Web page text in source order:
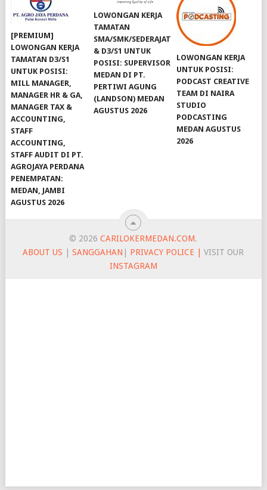
[PREMIUM]
LOWONGAN KERJA
TAMATAN D3/S1
UNTUK POSISI:
MILL MANAGER,
MANAGER HR & GA,
MANAGER TAX &
ACCOUNTING,
STAFF
ACCOUNTING,
STAFF AUDIT DI PT.
AGROJAYA PERDANA
PENEMPATAN:
MEDAN, JAMBI
AGUSTUS 2026
LOWONGAN KERJA
TAMATAN
SMA/SMK/SEDERAJAT
& D3/S1 UNTUK
POSISI: SUPERVISOR
MEDAN DI PT.
PERTIWI AGUNG
(LANDSON) MEDAN
AGUSTUS 2026
LOWONGAN KERJA
UNTUK POSISI:
PODCAST CREATIVE
TEAM DI NAIRA
STUDIO
PODCASTING
MEDAN AGUSTUS
2026
© 2026CARILOKERMEDAN.COM.
ABOUT US |SANGGAHAN PRIVACY POLICE |
VISIT OUR
INSTAGRAM